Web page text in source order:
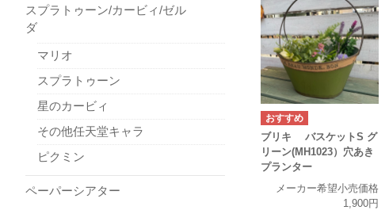
ブリキ バスケットS グ
リーン(MH1023）穴あき
プランター
メーカー希望小売価格
1,900円
スプラトゥーン/カービィ/ゼル
ダ
マリオ
スプラトゥーン
星のカービィ
その他任天堂キャラ
ピクミン
ペーパーシアター